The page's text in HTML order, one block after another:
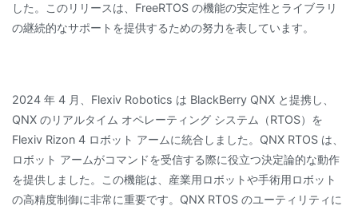
した。このリリースは、FreeRTOS の機能の安定性とライブラリ
の継続的なサポートを提供するための努力を表しています。
2024 年 4 月、Flexiv Robotics は BlackBerry QNX と提携し、
QNX のリアルタイム オペレーティング システム（RTOS）を
Flexiv Rizon 4 ロボット アームに統合しました。QNX RTOS は、
ロボット アームがコマンドを受信する際に役立つ決定論的な動作
を提供しました。この機能は、産業用ロボットや手術用ロボット
の高精度制御に非常に重要です。QNX RTOS のユーティリティに